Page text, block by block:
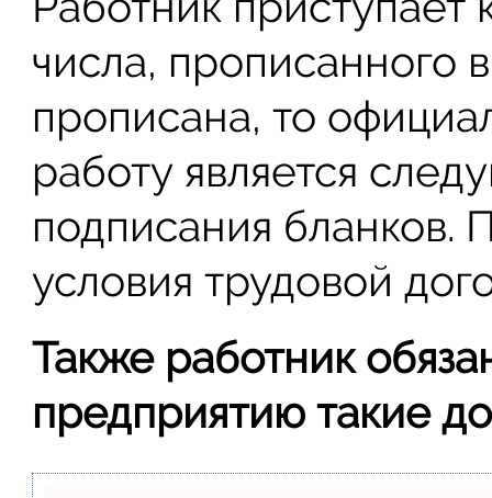
числа, прописанного
прописана, то
работу является
подписания бланков.
условия трудовой
Также работник
предприятию такие